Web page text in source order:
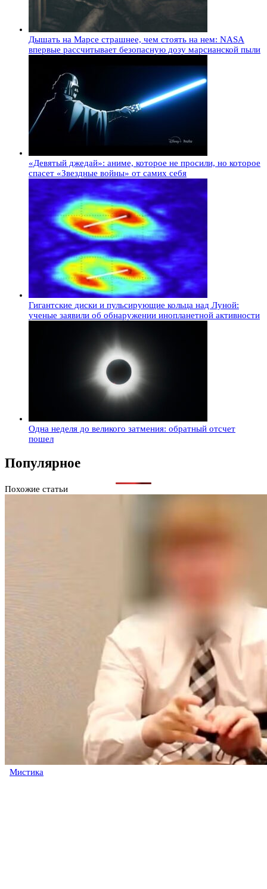
Дышать на Марсе страшнее, чем стоять на нем: NASA
впервые рассчитывает безопасную дозу марсианской пыли
«Девятый джедай»: аниме, которое не просили, но которое
спасет «Звездные войны» от самих себя
Гигантские диски и пульсирующие кольца над Луной:
ученые заявили об обнаружении инопланетной активности
Одна неделя до великого затмения: обратный отсчет
пошел
Популярное
Похожие статьи
Мистика